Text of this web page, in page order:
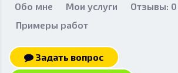
Обо мне Мои услуги
Отзывы: 0
Примеры работ
Задать вопрос